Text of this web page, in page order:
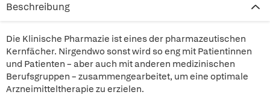
Beschreibung
Die Klinische Pharmazie ist eines der pharmazeutischen
Kernfächer. Nirgendwo sonst wird so eng mit Patientinnen
und Patienten – aber auch mit anderen medizinischen
Berufsgruppen – zusammengearbeitet, um eine optimale
Arzneimitteltherapie zu erzielen.